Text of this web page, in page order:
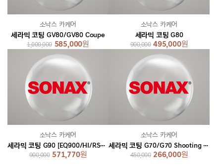
세라믹 코팅 GV80/GV80 Coupe
1,000,000 585,000원
소낙스 카케어
세라믹 코팅 G80
900,000 495,000원
소낙스 카케어
세라믹 코팅 G90 [EQ900/HI/RS4/롱휠베이스/블랙]
900,000 571,770원
소낙스 카케어
세라믹 코팅 G70/G70 Shooting Brake
450,000 266,000원
소낙스 카케어